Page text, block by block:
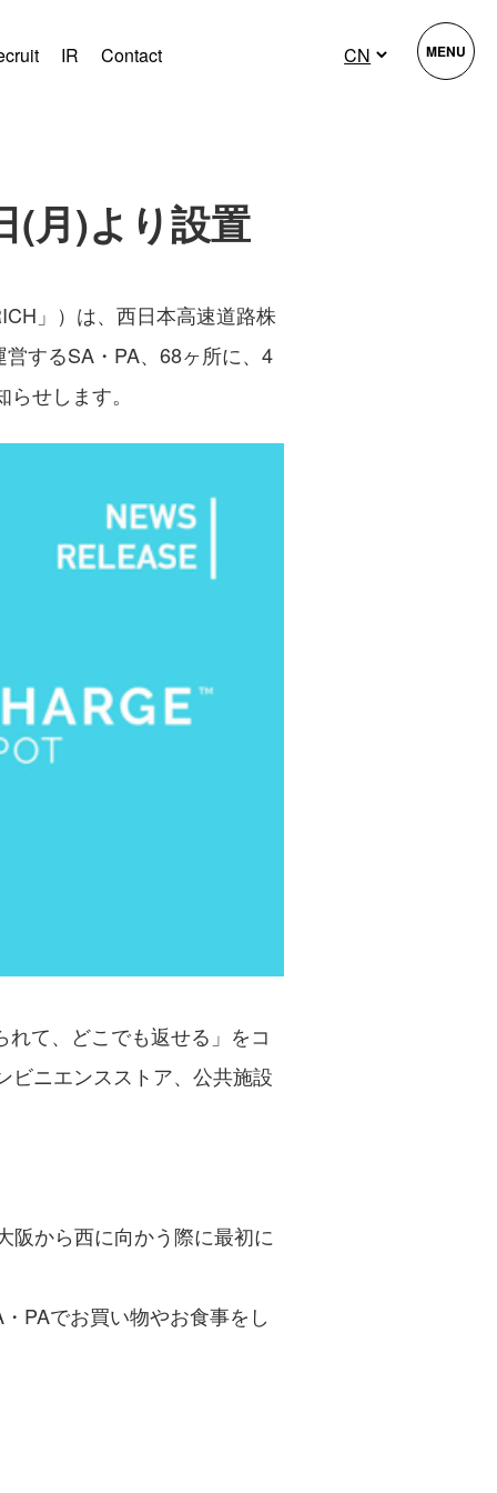
IR Contact
(月)より設置
」）は、西日本高速道路株
するSA・PA、68ヶ所に、4
せします。
て、どこでも返せる」をコ
ビニエンスストア、公共施設
阪から西に向かう際に最初に
PAでお買い物やお食事をし
MENU